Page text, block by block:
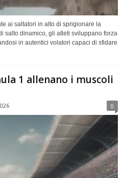
ai saltatori in alto di sprigionare la
salto dinamico, gli atleti sviluppano forza
in autentici volatori capaci di sfidare
1 allenano i muscoli
0